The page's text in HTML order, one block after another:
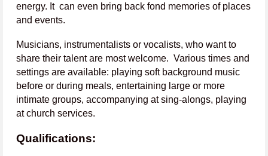
energy. It can even bring back fond memories of places
and events.
Musicians, instrumentalists or vocalists, who want to
share their talent are most welcome. Various times and
settings are available: playing soft background music
before or during meals, entertaining large or more
intimate groups, accompanying at sing-alongs, playing
at church services.
Qualifications: